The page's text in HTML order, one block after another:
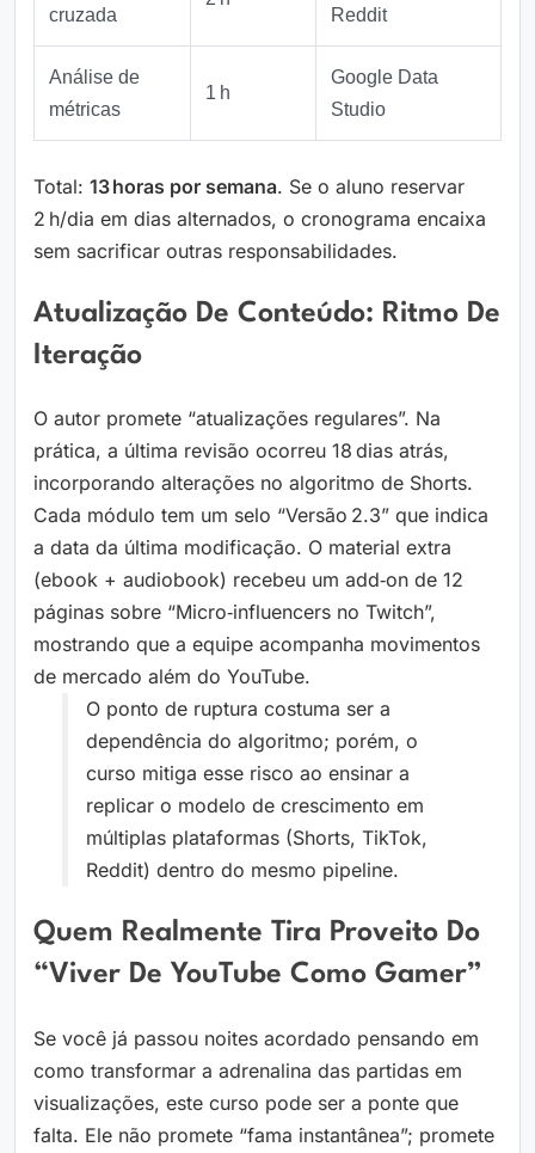
cruzada
Reddit
Análise de
métricas
1 h
Google Data
Studio
Total: 13 horas por semana. Se o aluno reservar
2 h/dia em dias alternados, o cronograma encaixa
sem sacrificar outras responsabilidades.
Atualização De Conteúdo: Ritmo De
Iteração
O autor promete “atualizações regulares”. Na
prática, a última revisão ocorreu 18 dias atrás,
incorporando alterações no algoritmo de Shorts.
Cada módulo tem um selo “Versão 2.3” que indica
a data da última modificação. O material extra
(ebook + audiobook) recebeu um add‑on de 12
páginas sobre “Micro‑influencers no Twitch”,
mostrando que a equipe acompanha movimentos
de mercado além do YouTube.
O ponto de ruptura costuma ser a
dependência do algoritmo; porém, o
curso mitiga esse risco ao ensinar a
replicar o modelo de crescimento em
múltiplas plataformas (Shorts, TikTok,
Reddit) dentro do mesmo pipeline.
Quem Realmente Tira Proveito Do
“Viver De YouTube Como Gamer”
Se você já passou noites acordado pensando em
como transformar a adrenalina das partidas em
visualizações, este curso pode ser a ponte que
falta. Ele não promete “fama instantânea”; promete